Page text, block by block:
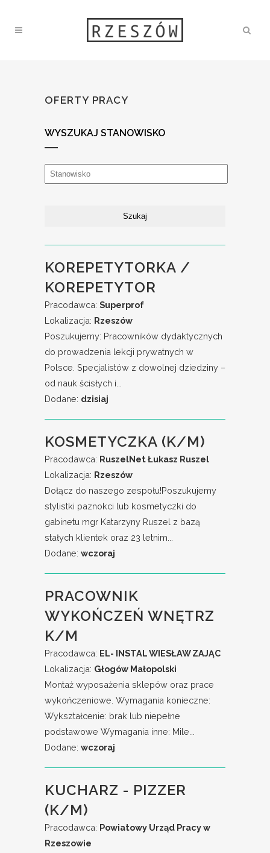
OFERTY PRACY
WYSZUKAJ STANOWISKO
KOREPETYTORKA /
KOREPETYTOR
Pracodawca: Superprof
Lokalizacja: Rzeszów
Poszukujemy: Pracowników dydaktycznych
do prowadzenia lekcji prywatnych w
Polsce. Specjalistów z dowolnej dziedziny –
od nauk ścisłych i...
Dodane: dzisiaj
KOSMETYCZKA (K/M)
Pracodawca: RuszelNet Łukasz Ruszel
Lokalizacja: Rzeszów
Dołącz do naszego zespołu!Poszukujemy
stylistki paznokci lub kosmetyczki do
gabinetu mgr Katarzyny Ruszel z bazą
stałych klientek oraz 23 letnim...
Dodane: wczoraj
PRACOWNIK
WYKOŃCZEŃ WNĘTRZ
K/M
Pracodawca: EL- INSTAL WIESŁAW ZAJĄC
Lokalizacja: Głogów Małopolski
Montaż wyposażenia sklepów oraz prace
wykończeniowe. Wymagania konieczne:
Wykształcenie: brak lub niepełne
podstawowe Wymagania inne: Mile...
Dodane: wczoraj
KUCHARZ - PIZZER
(K/M)
Pracodawca: Powiatowy Urząd Pracy w
Rzeszowie